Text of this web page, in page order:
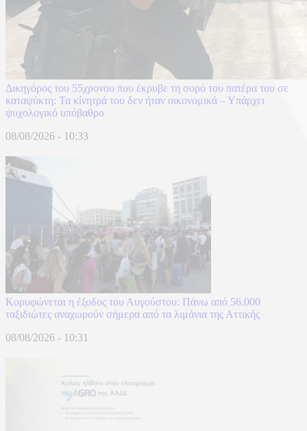
Δικηγόρος του 55χρονου που έκρυβε τη σορό του πατέρα του σε
καταψύκτη: Τα κίνητρά του δεν ήταν οικονομικά – Υπάρχει
ψυχολογικό υπόβαθρο
08/08/2026 - 10:33
Κορυφώνεται η έξοδος του Αυγούστου: Πάνω από 56.000
ταξιδιώτες αναχωρούν σήμερα από τα λιμάνια της Αττικής
08/08/2026 - 10:31